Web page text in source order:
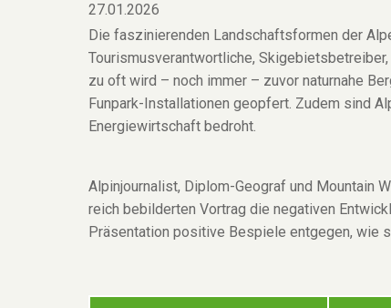
27.01.2026
Die faszinierenden Landschaftsformen der
Tourismusverantwortliche,
zu oft wird – noch immer – zuvor naturnahe
Funpark-Installationen geopfert. Zudem sind
Energiewirtschaft bedroht.
Alpinjournalist, Diplom-Geograf und Mountain
reich bebilderten Vortrag die negativen
Präsentation positive Bespiele entgegen, wie